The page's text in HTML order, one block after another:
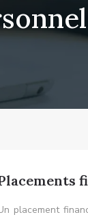
placement